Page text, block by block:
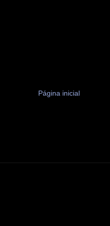
Página inicial